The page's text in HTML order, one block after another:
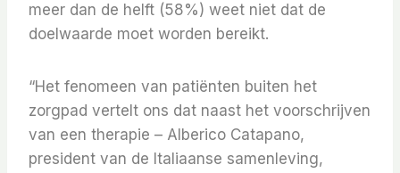
meer dan de helft (58%) weet niet dat de
doelwaarde moet worden bereikt.
“Het fenomeen van patiënten buiten het
zorgpad vertelt ons dat naast het voorschrijven
van een therapie – Alberico Catapano,
president van de Italiaanse samenleving,